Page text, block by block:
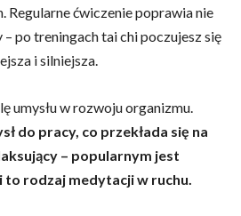
Regularne ćwiczenie poprawia nie
po treningach tai chi poczujesz się
i silniejsza.
umysłu w rozwoju organizmu.
do pracy, co przekłada się na
– popularnym jest
rodzaj medytacji w ruchu.